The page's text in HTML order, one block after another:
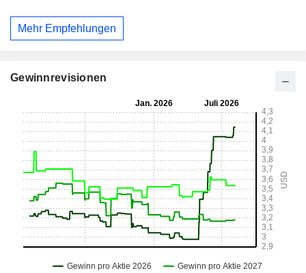
Mehr Empfehlungen
Gewinnrevisionen